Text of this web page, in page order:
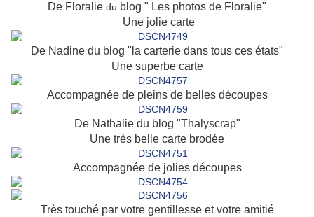
De Floralie du blog " Les photos de Floralie"
Une jolie carte
De Nadine du blog "la carterie dans tous ces états"
Une superbe carte
Accompagnée de pleins de belles découpes
De Nathalie du blog "Thalyscrap"
Une très belle carte brodée
Accompagnée de jolies découpes
Très touché par votre gentillesse et votre amitié